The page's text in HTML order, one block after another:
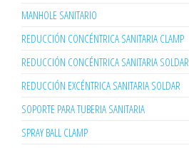
MANHOLE SANITARIO
REDUCCIÓN CONCÉNTRICA SANITARIA CLAMP
REDUCCIÓN CONCÉNTRICA SANITARIA SOLDAR
REDUCCIÓN EXCÉNTRICA SANITARIA SOLDAR
SOPORTE PARA TUBERIA SANITARIA
SPRAY BALL CLAMP